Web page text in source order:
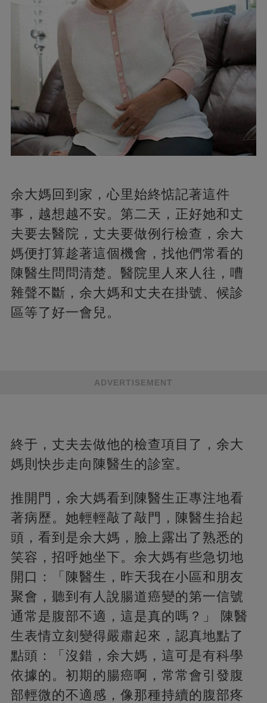
余大媽回到家，心里始終惦記著這件
事，越想越不安。第二天，正好她和丈
夫要去醫院，丈夫要做例行檢查，余大
媽便打算趁著這個機會，找他們常看的
陳醫生問問清楚。醫院里人來人往，嘈
雜聲不斷，余大媽和丈夫在掛號、候診
區等了好一會兒。
ADVERTISEMENT
終于，丈夫去做他的檢查項目了，余大
媽則快步走向陳醫生的診室。
推開門，余大媽看到陳醫生正專注地看
著病歷。她輕輕敲了敲門，陳醫生抬起
頭，看到是余大媽，臉上露出了熟悉的
笑容，招呼她坐下。余大媽有些急切地
開口：「陳醫生，昨天我在小區和朋友
聚會，聽到有人說腸道癌變的第一信號
通常是腹部不適，這是真的嗎？」 陳醫
生表情立刻變得嚴肅起來，認真地點了
點頭：「沒錯，余大媽，這可是有科學
依據的。初期的腸癌啊，常常會引發腹
部輕微的不適感，像那種持續的腹部疼